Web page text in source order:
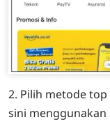
2. Pilih metode
sini menggunakan